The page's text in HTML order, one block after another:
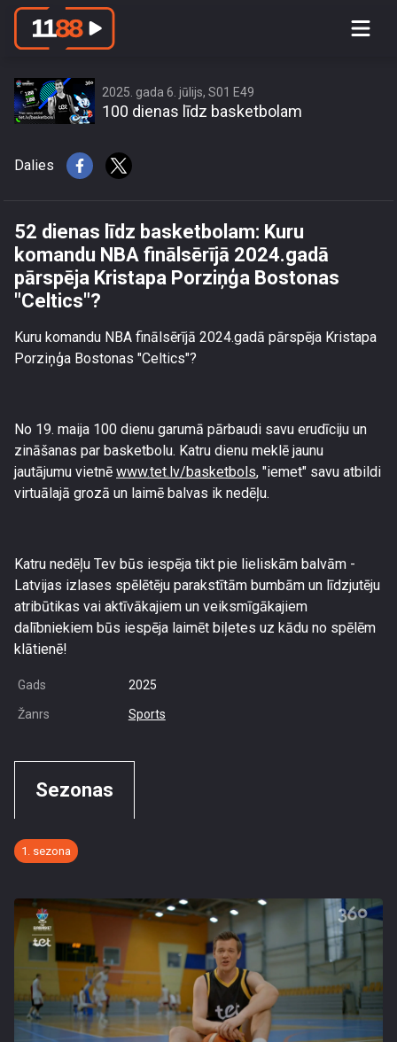
2025. gada 6. jūlijs, S01 E49
100 dienas līdz basketbolam
Dalies
52 dienas līdz basketbolam: Kuru
komandu NBA finālsērījā 2024.gadā
pārspēja Kristapa Porziņģa Bostonas
"Celtics"?
Kuru komandu NBA finālsērījā 2024.gadā pārspēja Kristapa
Porziņģa Bostonas "Celtics"?
No 19. maija 100 dienu garumā pārbaudi savu erudīciju un
zināšanas par basketbolu. Katru dienu meklē jaunu
jautājumu vietnē www.tet.lv/basketbols, "iemet" savu atbildi
virtuālajā grozā un laimē balvas ik nedēļu.
Katru nedēļu Tev būs iespēja tikt pie lieliskām balvām -
Latvijas izlases spēlētēju parakstītām bumbām un līdzjutēju
atribūtikas vai aktīvākajiem un veiksmīgākajiem
dalībniekiem būs iespēja laimēt biļetes uz kādu no spēlēm
klātienē!
Gads 2025
Žanrs Sports
Sezonas
1. sezona